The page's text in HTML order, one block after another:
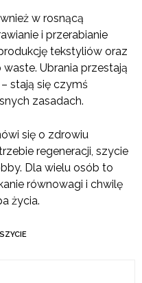
w rosnącą
i przerabianie
tekstyliów oraz
Ubrania przestają
stają się czymś
zasadach.
się o zdrowiu
regeneracji, szycie
Dla wielu osób to
równowagi i chwilę
życia.
SZYCIE